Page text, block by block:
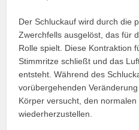
Der Schluckauf wird durch die
Zwerchfells ausgelöst, das für
Rolle spielt. Diese Kontraktion
Stimmritze schließt und das
entsteht. Während des
vorübergehenden
Körper versucht, den normalen
wiederherzustellen.